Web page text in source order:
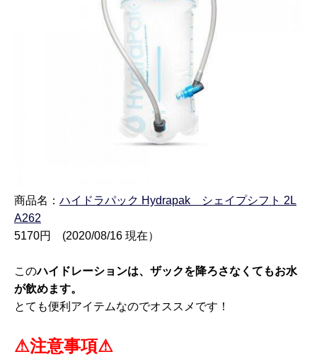
商品名： ハイドラパック Hydrapak
シェイプシフト 2L
A262
5170円 (2020/08/16 現在）
このハイドレーションは、ザックを降ろさなくてもお水
が飲めます。
とても便利アイテムなのでオススメです！
⚠注意事項⚠